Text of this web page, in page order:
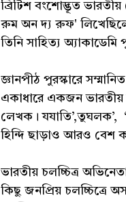
ব্রিটিশ বংশোদ্ভূত
রুম অন দ্য রুফ'
তিনি সাহিত্য
জ্ঞানপীঠ পুরস্কারে
একাধারে একজন ভারতীয়
লেখক। যযাতি’,তুঘলক’,
হিন্দি ছাড়াও আরও বেশ
ভারতীয় চলচ্চিত্র
কিছু জনপ্রিয় চলচ্চিত্রে